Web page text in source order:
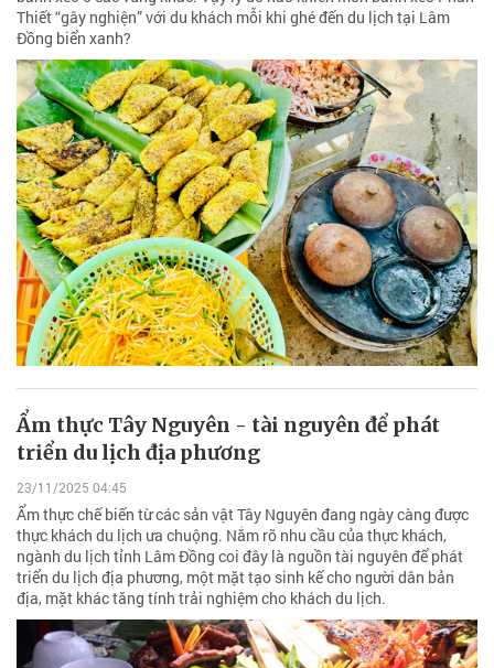
Thiết “gây nghiện” với du khách mỗi khi ghé đến du lịch tại Lâm
Đồng biển xanh?
Ẩm thực Tây Nguyên - tài nguyên để phát
triển du lịch địa phương
23/11/2025 04:45
Ẩm thực chế biến từ các sản vật Tây Nguyên đang ngày càng được
thực khách du lịch ưa chuộng. Nắm rõ nhu cầu của thực khách,
ngành du lịch tỉnh Lâm Đồng coi đây là nguồn tài nguyên để phát
triển du lịch địa phương, một mặt tạo sinh kế cho người dân bản
địa, mặt khác tăng tính trải nghiệm cho khách du lịch.